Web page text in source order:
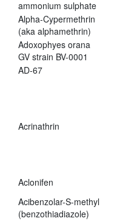
ammonium sulphate
Alpha-Cypermethrin
(aka alphamethrin)
Adoxophyes orana
GV strain BV-0001
AD-67
Acrinathrin
Aclonifen
Acibenzolar-S-methyl
(benzothiadiazole)